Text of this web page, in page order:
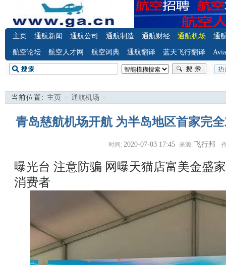
主页 通航新闻 通航公司 通航制造 通航财经 通航机场 通
航空论坛 航空人才网 航空词典 通航翻译 蓝天飞行翻译
当前位置: 主页 > 通航机场 >
青岛慈航机场开航 为半岛地区首家完
时间: 2020-07-03 17:45 来源: 飞行邦
曝光台 注意防骗 网曝天猫店富美金盛
消费者